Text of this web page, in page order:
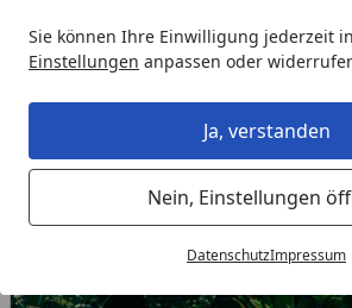
Sie können Ihre Einwilligung jederzeit
Einstellungen anpassen oder
Ja, verstanden
Nein, Einstellungen
DatenschutzImpressum